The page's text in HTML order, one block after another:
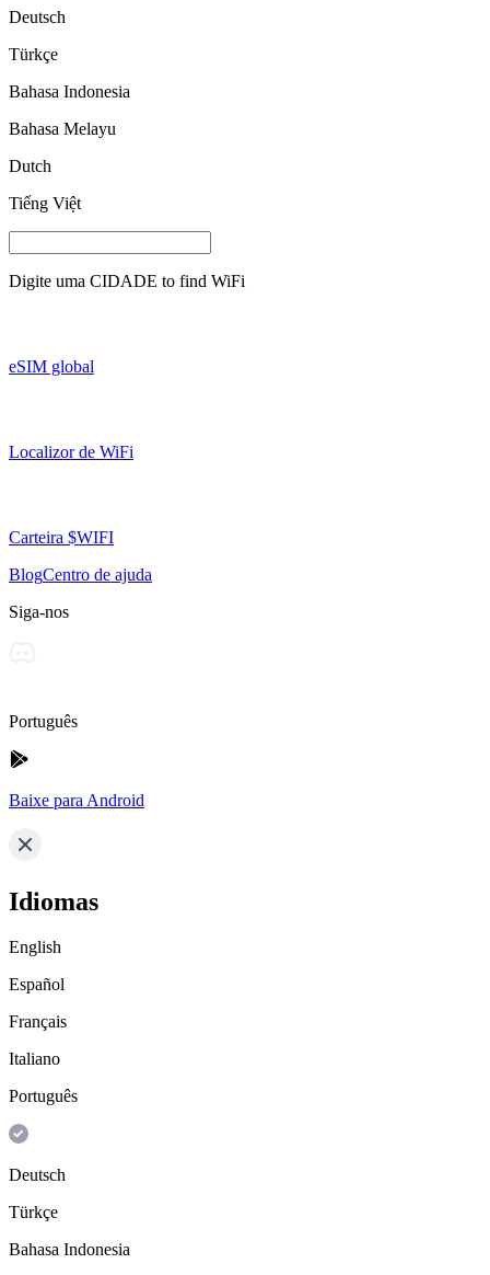
Deutsch
Türkçe
Bahasa Indonesia
Bahasa Melayu
Dutch
Tiếng Việt
Digite uma CIDADE to find WiFi
eSIM global
Localizor de WiFi
Carteira $WIFI
BlogCentro de ajuda
Siga-nos
Português
Baixe para Android
Idiomas
English
Español
Français
Italiano
Português
Deutsch
Türkçe
Bahasa Indonesia